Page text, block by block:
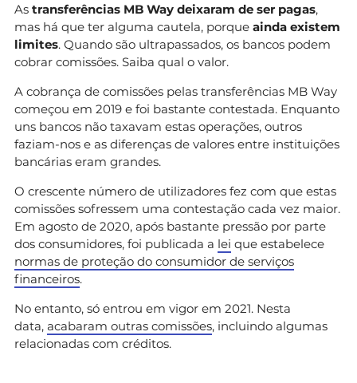
As transferências MB Way deixaram de ser pagas,
mas há que ter alguma cautela, porque ainda existem
limites. Quando são ultrapassados, os bancos podem
cobrar comissões. Saiba qual o valor.
A cobrança de comissões pelas transferências MB Way
começou em 2019 e foi bastante contestada. Enquanto
uns bancos não taxavam estas operações, outros
faziam-nos e as diferenças de valores entre instituições
bancárias eram grandes.
O crescente número de utilizadores fez com que estas
comissões sofressem uma contestação cada vez maior.
Em agosto de 2020, após bastante pressão por parte
dos consumidores, foi publicada a lei que estabelece
normas de proteção do consumidor de serviços
financeiros.
No entanto, só entrou em vigor em 2021. Nesta
data, acabaram outras comissões, incluindo algumas
relacionadas com créditos.